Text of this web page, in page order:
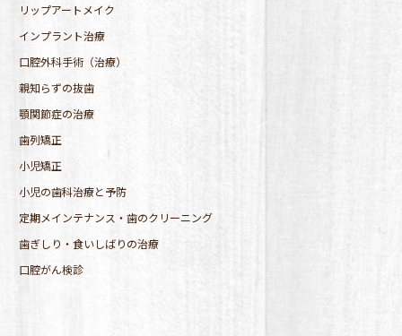
リップアートメイク
インプラント治療
口腔外科手術（治療）
親知らずの抜歯
顎関節症の治療
歯列矯正
小児矯正
小児の歯科治療と予防
定期メインテナンス・歯のクリーニング
歯ぎしり・食いしばりの治療
口腔がん検診